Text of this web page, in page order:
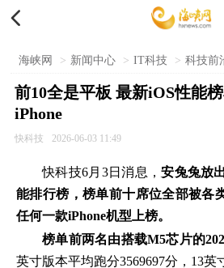

海峡网 > 新闻中心 > IT科技 > 科技前
前10全是平板 最新iOS性能
iPhone
快科技 2026-06-03 11:49
快科技6月3日消息，安兔兔放
能排行榜，榜单前十席位全部被各
任何一款iPhone机型上榜。
榜单前两名由搭载M5芯片的
英寸版本平均跑分3569697分，13英